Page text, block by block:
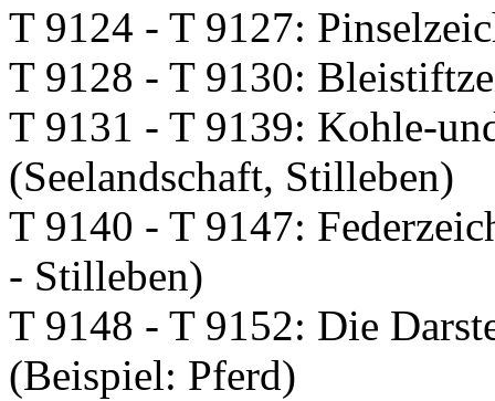
T 9124 - T 9127:
T 9128 - T 9130:
T 9131 - T 9139: Kohle-
(Seelandschaft, Stilleben)
T 9140 - T 9147:
- Stilleben)
T 9148 - T 9152: Die
(Beispiel: Pferd)